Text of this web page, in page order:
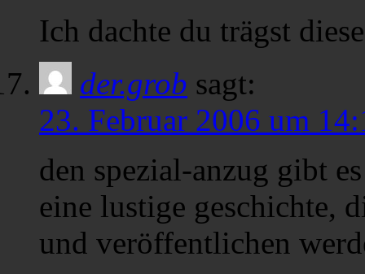
Ich dachte du trägst
der.grob sagt:
23. Februar 2006 um
den spezial-anzug gibt
eine lustige geschichte,
und veröffentlichen